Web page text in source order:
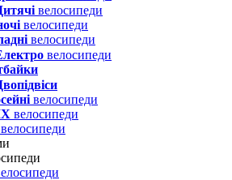
велосипеди
велосипеди
велосипеди
велосипеди
велосипеди
велосипеди